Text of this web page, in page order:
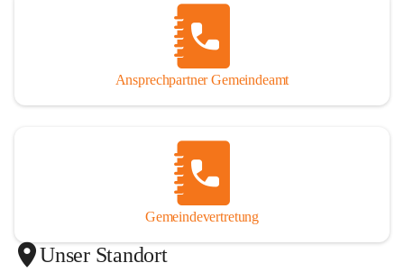
Ansprechpartner Gemeindeamt
Gemeindevertretung
Unser Standort